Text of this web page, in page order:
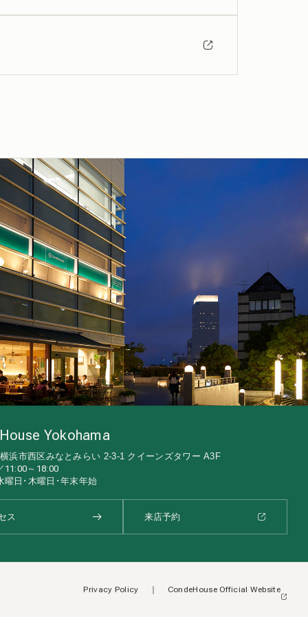
Yokohama
浜市西区みなとみらい 2-3-1 クイーンズタワー A3F
11:00～18:00
曜日･木曜日･年末年始
ス 来店予約
CondeHouse Official Website
｜
Privacy Policy